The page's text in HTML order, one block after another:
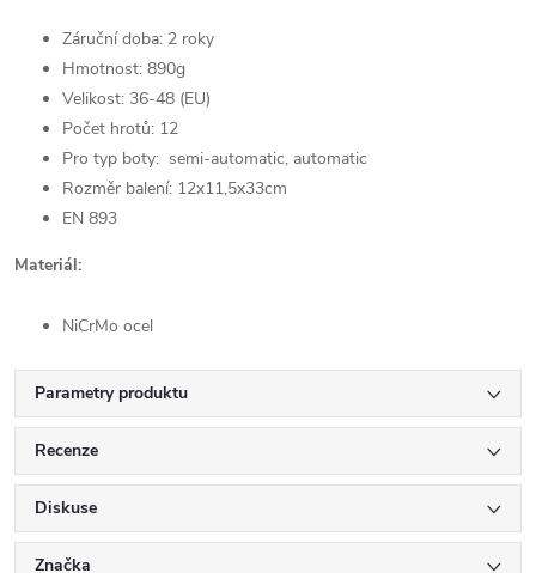
Záruční doba: 2 roky
Hmotnost: 890g
Velikost: 36-48 (EU)
Počet hrotů: 12
Pro typ boty: semi-automatic, automatic
Rozměr balení: 12x11,5x33cm
EN 893
Materiál:
NiCrMo ocel
Parametry produktu
Recenze
Diskuse
Značka